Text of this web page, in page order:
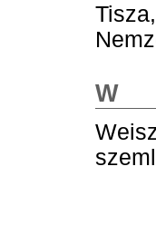
W